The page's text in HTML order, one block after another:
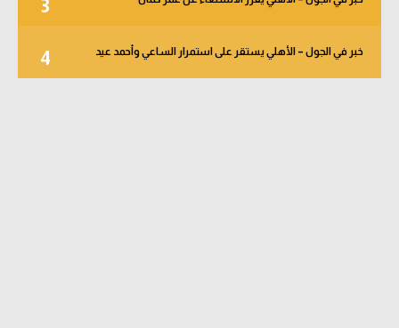
3
4 خبر في الجول – الأهلي يستقر على استمرار الساعي وأحمد عيد